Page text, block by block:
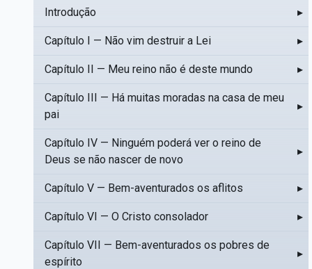
Introdução ▸
Capítulo I — Não vim destruir a Lei ▸
Capítulo II — Meu reino não é deste mundo ▸
Capítulo III — Há muitas moradas na casa de meu
pai
▸
Capítulo IV — Ninguém poderá ver o reino de
Deus se não nascer de novo
▸
Capítulo V — Bem-aventurados os aflitos ▸
Capítulo VI — O Cristo consolador ▸
Capítulo VII — Bem-aventurados os pobres de
espírito
▸